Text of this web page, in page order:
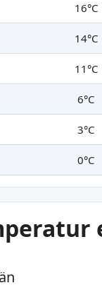
16°C
14°C
11°C
6°C
3°C
0°C